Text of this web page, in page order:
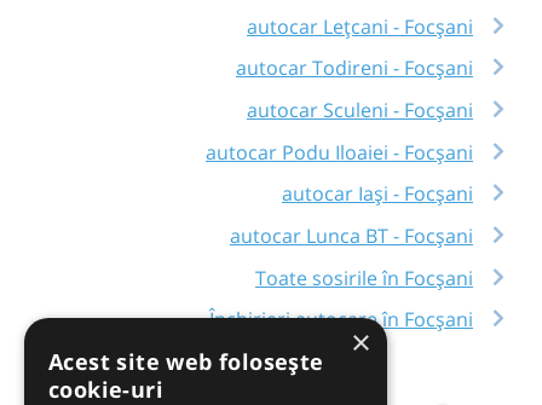
autocar Lețcani - Focșani
autocar Todireni - Focșani
autocar Sculeni - Focșani
autocar Podu Iloaiei - Focșani
autocar Iași - Focșani
autocar Lunca BT - Focșani
Toate sosirile în Focșani
Închirieri autocare în Focșani
×
Acest site web folosește
cookie-uri